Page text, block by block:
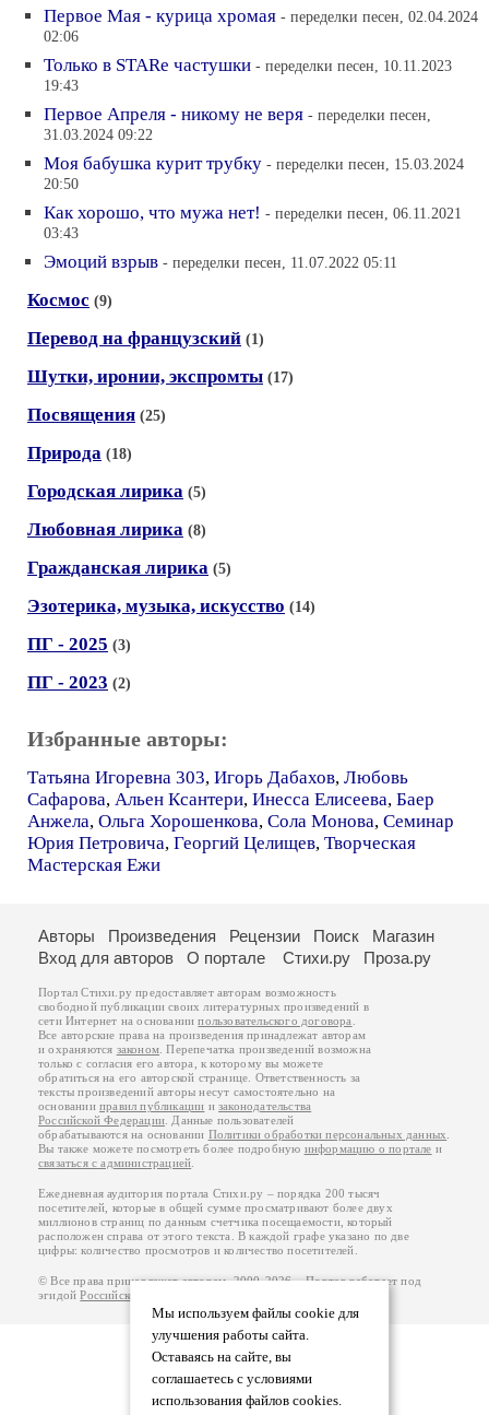
Первое Мая - курица хромая - переделки песен, 02.04.2024
02:06
Только в STARe частушки - переделки песен, 10.11.2023
19:43
Первое Апреля - никому не веря - переделки песен,
31.03.2024 09:22
Моя бабушка курит трубку - переделки песен, 15.03.2024
20:50
Как хорошо, что мужа нет! - переделки песен, 06.11.2021
03:43
Эмоций взрыв - переделки песен, 11.07.2022 05:11
Космос (9)
Перевод на французский (1)
Шутки, иронии, экспромты (17)
Посвящения (25)
Природа (18)
Городская лирика (5)
Любовная лирика (8)
Гражданская лирика (5)
Эзотерика, музыка, искусство (14)
ПГ - 2025 (3)
ПГ - 2023 (2)
Избранные авторы:
Татьяна Игоревна 303, Игорь Дабахов, Любовь
Сафарова, Альен Ксантери, Инесса Елисеева, Баер
Анжела, Ольга Хорошенкова, Сола Монова, Семинар
Юрия Петровича, Георгий Целищев, Творческая
Мастерская Ежи
Мы используем файлы cookie для
улучшения работы сайта.
Оставаясь на сайте, вы
соглашаетесь с условиями
использования файлов cookies.
Авторы Произведения Рецензии Поиск
Магазин
Вход для авторов
О портале Стихи.ру Проза.ру
Портал Стихи.ру предоставляет авторам возможность
свободной публикации своих литературных произведений в
сети Интернет на основаниипользовательского договора
Все авторские права на произведения принадлежат авторам
и охраняются законом . Перепечатка произведений возможна
только с согласия его автора, к которому вы можете
обратиться на его авторской странице. Ответственность за
тексты произведений авторы несут самостоятельно на
основанииправил публикации изаконодательства
Российской Федерации . Данные пользователей
обрабатываются на основании Политики обработки персональных данных
Вы также можете посмотреть более подробную информацию о портале и
связаться с администрацией
Ежедневная аудитория портала Стихи.ру – порядка 200 тысяч
посетителей, которые в общей сумме просматривают более двух
миллионов страниц по данным счетчика посещаемости, который
расположен справа от этого текста. В каждой графе указано по две
цифры: количество просмотров и количество посетителей.
© Все права принадлежат авторам, 2000-2026. Портал работает под
эгидойРоссийского союза писателей